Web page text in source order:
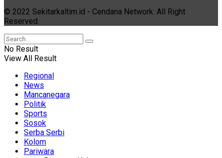
© 2022 Sekitarkaltim.id - Cendana Network. All Right
Reserved.
No Result
View All Result
Regional
News
Mancanegara
Politik
Sports
Sosok
Serba Serbi
Kolom
Pariwara